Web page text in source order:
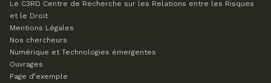
Le C3RD Centre de Recherche sur les Relations entre les Risques
et le Droit
Mentions Légales
Nos chercheurs
Numérique et Technologies émergentes
Ouvrages
Page d’exemple